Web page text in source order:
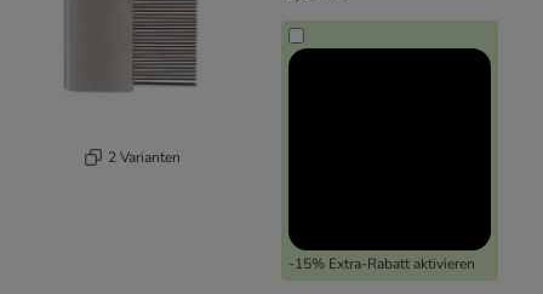
2 Varianten
-15% Extra-Rabatt aktivieren